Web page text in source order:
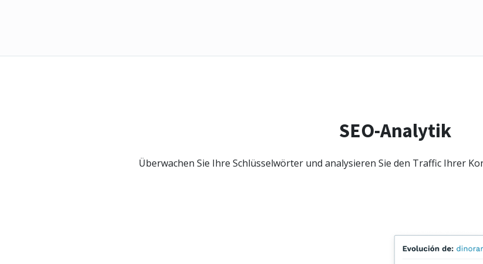
SEO-Analytik
Überwachen Sie Ihre Schlüsselwörter und analysieren Sie den Traffic Ihrer